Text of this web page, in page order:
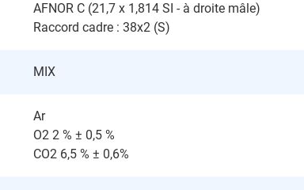
AFNOR C (21,7 x 1,814 SI - à droite mâle)
Raccord cadre : 38x2 (S)
MIX
Ar
O2 2 % ± 0,5 %
CO2 6,5 % ± 0,6%